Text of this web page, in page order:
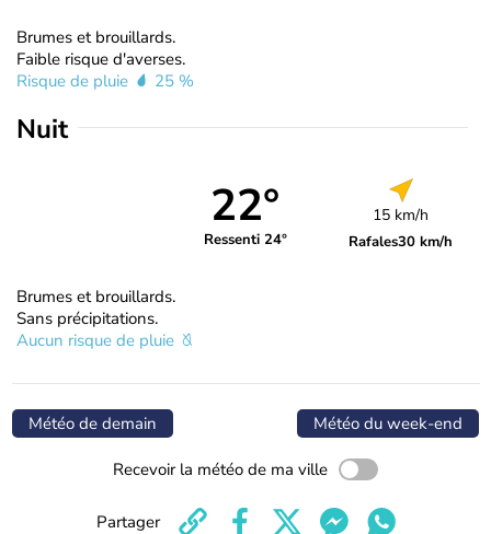
Brumes et brouillards.
Faible risque d'averses.
Risque de pluie
25 %
Nuit
22°
Ressenti 24°
15 km/h
Rafales30 km/h
Brumes et brouillards.
Sans précipitations.
Aucun risque de pluie
Météo de demain Météo du week-end
Recevoir la météo de ma ville
Partager